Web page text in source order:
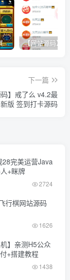
网狐经典版之盛世棋牌完整游戏源码（包含文档、架设教程、网站、源代码等）
下一篇
码】戒了么 v4.2最
新版 签到打卡源码
28完美运营Java
+眯牌
2724
行棋网站源码
1626
】亲测H5公众
+搭建教程
1438